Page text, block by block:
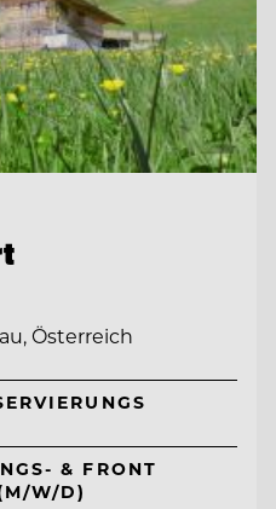
Österreich
& FRONT
W/D)